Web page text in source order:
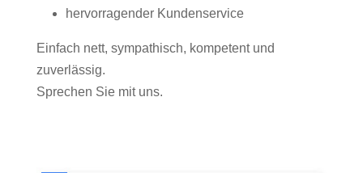
hervorragender Kundenservice
Einfach nett, sympathisch, kompetent und
zuverlässig.
Sprechen Sie mit uns.